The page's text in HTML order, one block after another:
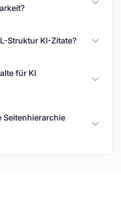
Struktur KI-Zitate?
für KI
Seitenhierarchie